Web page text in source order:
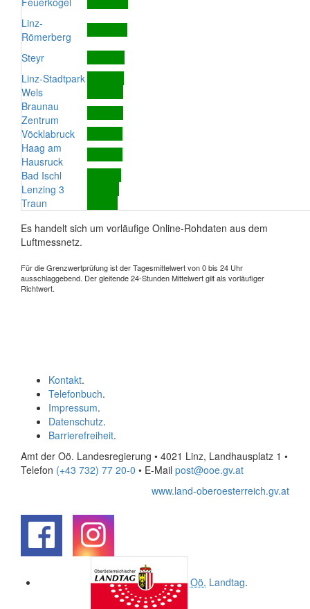
Linz-
Römerberg
Steyr
Linz-Stadtpark
Wels
Braunau
Zentrum
Vöcklabruck
Haag am
Hausruck
Bad Ischl
Lenzing 3
Traun
Es handelt sich um vorläufige Online-Rohdaten aus dem
Luftmessnetz.
Für die Grenzwertprüfung ist der Tagesmittelwert von 0 bis 24 Uhr
ausschlaggebend. Der gleitende 24-Stunden Mittelwert gilt als vorläufiger
Richtwert.
Kontakt.
Telefonbuch.
Impressum.
Datenschutz.
Barrierefreiheit.
Amt der Oö. Landesregierung • 4021 Linz, Landhausplatz 1 •
Telefon (+43 732) 77 20-0 • E-Mail post@ooe.gv.at
www.land-oberoesterreich.gv.at
Oö. Landtag.